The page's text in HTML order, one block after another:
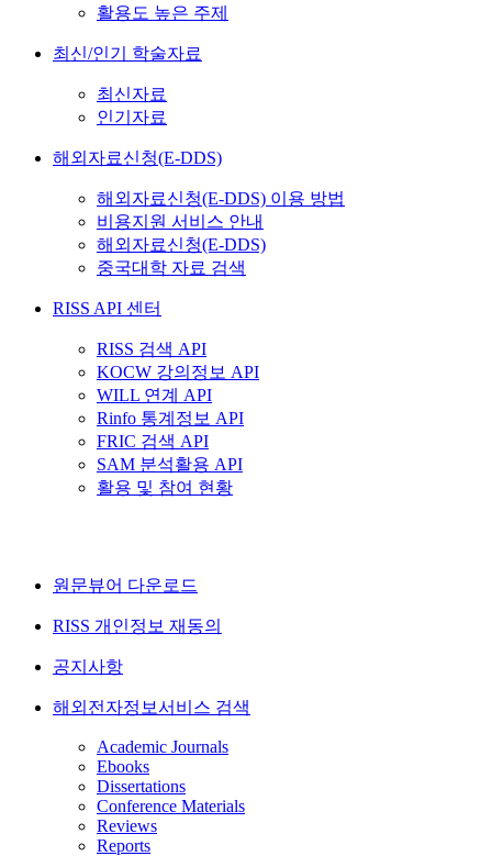
활용도 높은 주제
최신/인기 학술자료
최신자료
인기자료
해외자료신청(E-DDS)
해외자료신청(E-DDS) 이용 방법
비용지원 서비스 안내
해외자료신청(E-DDS)
중국대학 자료 검색
RISS API 센터
RISS 검색 API
KOCW 강의정보 API
WILL 연계 API
Rinfo 통계정보 API
FRIC 검색 API
SAM 분석활용 API
활용 및 참여 현황
원문뷰어 다운로드
RISS 개인정보 재동의
공지사항
해외전자정보서비스 검색
Academic Journals
Ebooks
Dissertations
Conference Materials
Reviews
Reports